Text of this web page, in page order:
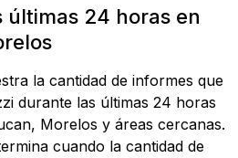
últimas 24 horas en
la cantidad de informes que
durante las últimas 24 horas
Morelos y áreas cercanas.
cuando la cantidad de